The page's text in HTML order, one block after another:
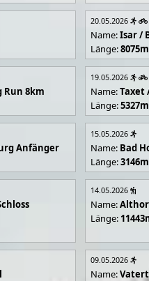
20.05.2026
Name:Isar /
Länge:8075m
Run 8km
19.05.2026
Name:Taxet
Länge:5327m
Anfänger
15.05.2026
Name: Bad
Länge:3146m
14.05.2026
Name:
Länge:
09.05.2026
Name: